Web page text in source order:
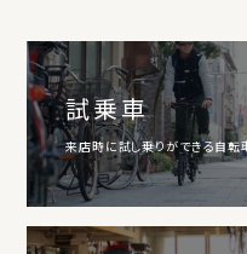
試乗車
来店時に試し乗りができる自転